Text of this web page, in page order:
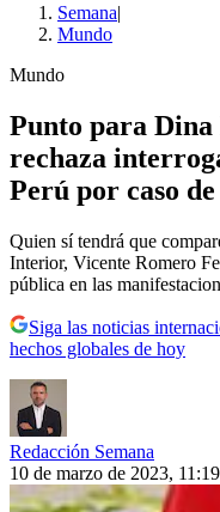
Semana|
Mundo
Mundo
Punto para
rechaza
Perú por caso
Quien sí tendrá que
Interior, Vicente Romero
pública en las
Siga las noticias
hechos globales de hoy
Redacción Semana
10 de marzo de 2023,